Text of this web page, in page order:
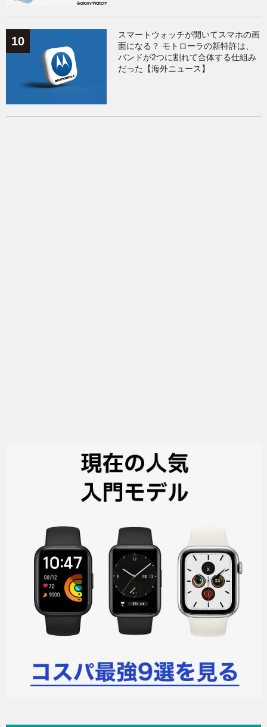
スマートウォッチが開いてスマホの画
面になる？ モトローラの新特許は、
バンドが2つに割れて合体する仕組み
だった【海外ニュース】